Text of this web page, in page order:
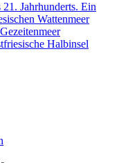
Jahrhunderts. Ein
Wattenmeer
Halbinsel